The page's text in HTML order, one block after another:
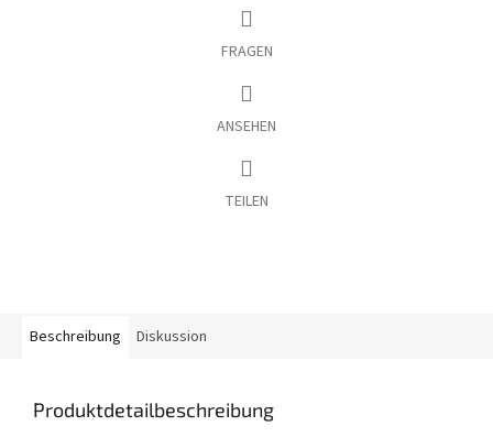
FRAGEN
ANSEHEN
TEILEN
Beschreibung Diskussion
Produktdetailbeschreibung